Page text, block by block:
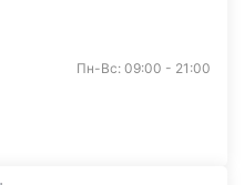
Пн-Вс: 09:00 - 21:00